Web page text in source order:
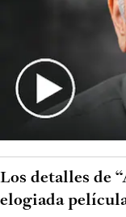
Los detalles de
elogiada